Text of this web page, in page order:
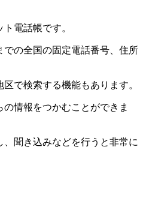
電話帳です。
での全国の固定電話番号、住所
で検索する機能もあります。
情報をつかむことができま
聞き込みなどを行うと非常に